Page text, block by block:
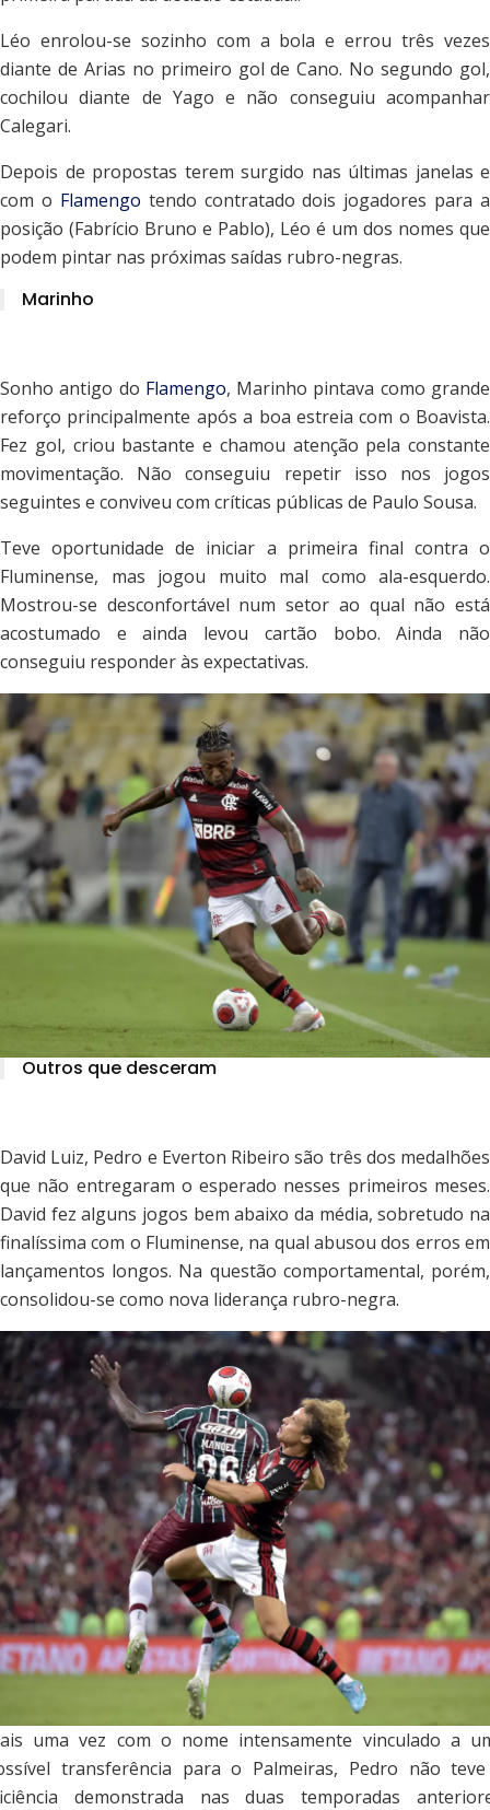
Léo enrolou-se sozinho com a bola e errou três vezes
diante de Arias no primeiro gol de Cano. No segundo gol,
cochilou diante de Yago e não conseguiu acompanhar
Calegari.
Depois de propostas terem surgido nas últimas janelas e
com o Flamengo tendo contratado dois jogadores para a
posição (Fabrício Bruno e Pablo), Léo é um dos nomes que
podem pintar nas próximas saídas rubro-negras.
Marinho
Sonho antigo do Flamengo, Marinho pintava como grande
reforço principalmente após a boa estreia com o Boavista.
Fez gol, criou bastante e chamou atenção pela constante
movimentação. Não conseguiu repetir isso nos jogos
seguintes e conviveu com críticas públicas de Paulo Sousa.
Teve oportunidade de iniciar a primeira final contra o
Fluminense, mas jogou muito mal como ala-esquerdo.
Mostrou-se desconfortável num setor ao qual não está
acostumado e ainda levou cartão bobo. Ainda não
conseguiu responder às expectativas.
Outros que desceram
David Luiz, Pedro e Everton Ribeiro são três dos medalhões
que não entregaram o esperado nesses primeiros meses.
David fez alguns jogos bem abaixo da média, sobretudo na
finalíssima com o Fluminense, na qual abusou dos erros em
lançamentos longos. Na questão comportamental, porém,
consolidou-se como nova liderança rubro-negra.
uma vez com o nome intensamente vinculado a
transferência para o Palmeiras, Pedro não
demonstrada nas duas temporadas